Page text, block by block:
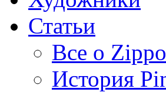
Статьи
Все о Zippo
История